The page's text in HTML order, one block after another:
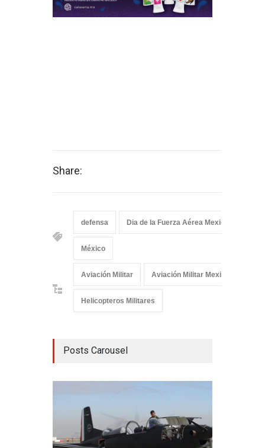
Share:
defensa Dia de la Fuerza Aérea Mexicana
México
Aviación Militar Aviación Militar Mexicana
Helicopteros Militares
Posts Carousel